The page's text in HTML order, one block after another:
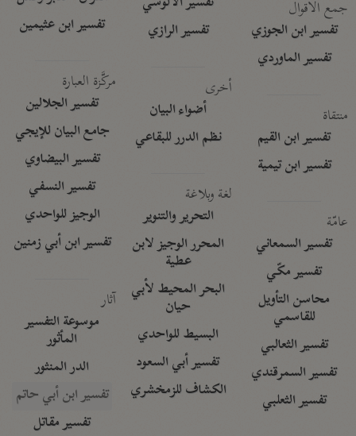
جمع الأقوال
تفسير ابن الجوزي
تفسير الماوردي
منتقاة
تفسير ابن القيم
تفسير ابن تيمية
عامّة
تفسير السمعاني
تفسير مكّي
محاسن التأويل
للقاسمي
تفسير الثعالبي
تفسير السمرقندي
تفسير الثعلبي
تفسير الرازي
أخرى
أضواء البيان
نظم الدرر للبقاعي
لغة وبلاغة
التحرير والتنوير
المحرر الوجيز لابن
عطية
البحر المحيط لأبي
حيان
البسيط للواحدي
تفسير أبي السعود
الكشاف للزمخشري
تفسير ابن عثيمين
مركَّزة العبارة
تفسير الجلالين
جامع البيان للإيجي
تفسير البيضاوي
تفسير النسفي
الوجيز للواحدي
تفسير ابن أبي زمنين
آثار
موسوعة التفسير
المأثور
الدر المنثور
تفسير ابن أبي حاتم
تفسير مقاتل